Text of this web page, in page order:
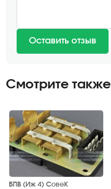
Оставить отзыв
Смотрите также
БПВ (Иж 4) СовеК